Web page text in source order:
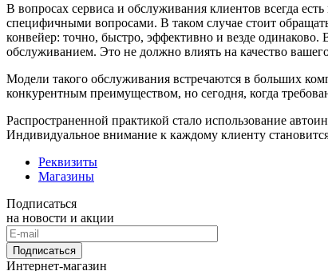
В вопросах сервиса и обслуживания клиентов всегда
специфичными вопросами. В таком случае стоит
конвейер: точно, быстро, эффективно и везде одинаково.
обслуживанием. Это не должно влиять на качество
Модели такого обслуживания встречаются в больших
конкурентным преимуществом, но сегодня, когда
Распространенной практикой стало использование
Индивидуальное внимание к каждому клиенту
Реквизиты
Магазины
Подписаться
на новости и акции
Подписаться
Интернет-магазин